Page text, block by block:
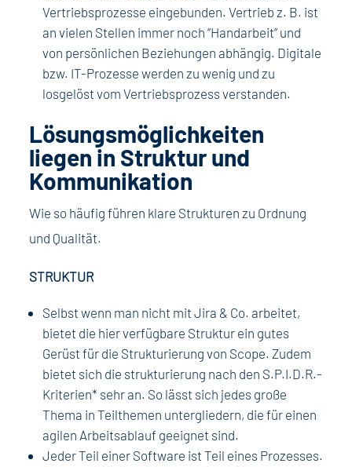
Vertriebsprozesse eingebunden. Vertrieb z. B. ist
an vielen Stellen immer noch “Handarbeit” und
von persönlichen Beziehungen abhängig. Digitale
bzw. IT-Prozesse werden zu wenig und zu
losgelöst vom Vertriebsprozess verstanden.
Lösungsmöglichkeiten
liegen in Struktur und
Kommunikation
Wie so häufig führen klare Strukturen zu Ordnung
und Qualität.
STRUKTUR
Selbst wenn man nicht mit Jira & Co. arbeitet,
bietet die hier verfügbare Struktur ein gutes
Gerüst für die Strukturierung von Scope. Zudem
bietet sich die strukturierung nach den S.P.I.D.R.-
Kriterien* sehr an. So lässt sich jedes große
Thema in Teilthemen untergliedern, die für einen
agilen Arbeitsablauf geeignet sind.
Jeder Teil einer Software ist Teil eines Prozesses.